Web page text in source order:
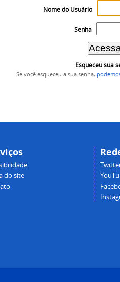
Nome do Usuário
Senha
Esqueceu sua
Se você esqueceu a sua senha,
do site